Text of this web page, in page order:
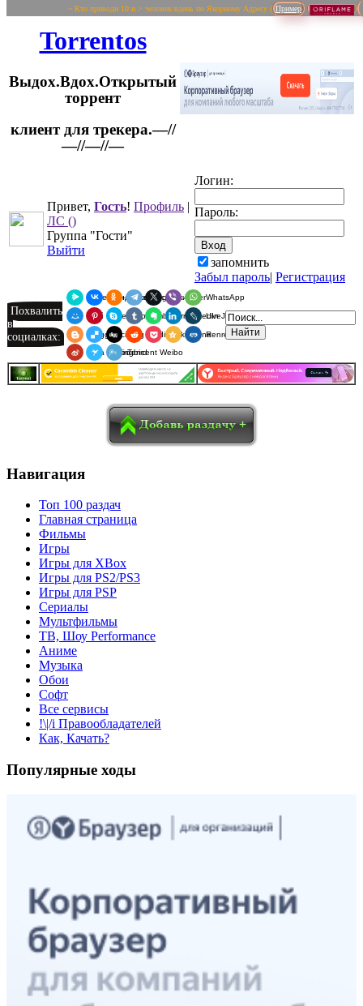
~ Кто приводи 10 и > человек/вдень по Якорному Адресу ( Пример
Torrentos
Выдох.Вдох.Открытый
торрент
Привет, Гость! Профиль |
ЛС ()
Группа "Гости"
Выйти
Логин:
Пароль:
запомнить
Забыл пароль| Регистрация
Похвалить
в
социалках:
Я.Мессенджер
ВКонтакте
Одноклассники
Telegram
X ViberWhatsApp
Мой МирPinterest
SkypeTumblrEvernoteLinkedInLiveJournal
BloggerDelicious
Digg redditPocketQzoneRenren
Sina Weibo
SurfingbirdTencent Weibo
Навигация
Топ 100 раздач
Главная страница
Фильмы
Игры
Игры для XBox
Игры для PS2/PS3
Игры для PSP
Сериалы
Мультфильмы
ТВ, Шоу Performance
Аниме
Музыка
Обои
Софт
Все сервисы
!\|/i Правообладателей
Как, Качать?
Популярные ходы